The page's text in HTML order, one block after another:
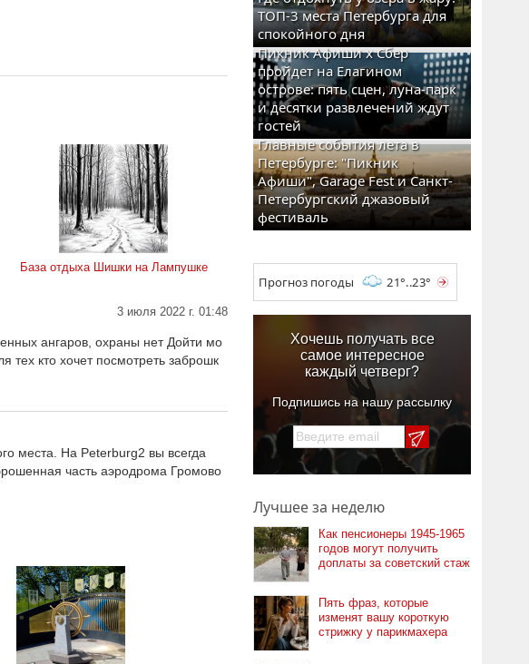
База отдыха Шишки на Лампушке
3 июля 2022 г. 01:48
ангаров, охраны нет Дойти мо
тех кто хочет посмотреть заброшк
места. На Peterburg2 вы всегда
часть аэродрома Громово
ТОП-3 места Петербурга для
спокойного дня
Пикник Афиши x Сбер
пройдет на Елагином
острове: пять сцен, луна-парк
и десятки развлечений ждут
гостей
Главные события лета в
Петербурге: "Пикник
Афиши", Garage Fest и Санкт-
Петербургский джазовый
фестиваль
Прогноз погоды 21°..23°
Хочешь получать все
самое интересное
каждый четверг?
Подпишись на нашу рассылку
Лучшее за неделю
Как пенсионеры 1945-1965
годов могут получить
доплаты за советский стаж
Пять фраз, которые
изменят вашу короткую
стрижку у парикмахера